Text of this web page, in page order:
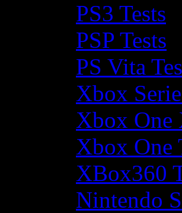
PS3 Tests
PSP Tests
PS Vita
Xbox
Xbox One
Xbox One
XBox360
Nintendo